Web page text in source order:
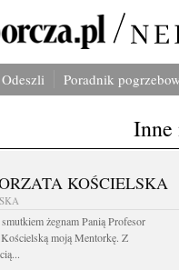
Odeszli Poradnik
KOŚCIELSKA
żegnam Panią Profesor
Kościelską moją Mentorkę. Z